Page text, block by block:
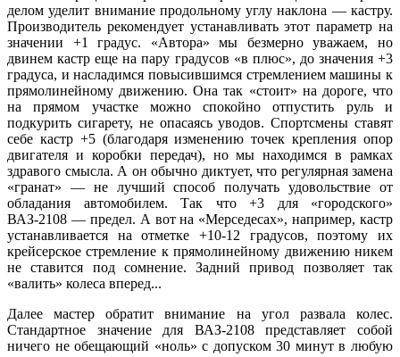
делом уделит внимание продольному углу наклона — кастру.
Производитель рекомендует устанавливать этот параметр на
значении +1 градус. «Автора» мы безмерно уважаем, но
двинем кастр еще на пару градусов «в плюс», до значения +3
градуса, и насладимся повысившимся стремлением машины к
прямолинейному движению. Она так «стоит» на дороге, что
на прямом участке можно спокойно отпустить руль и
подкурить сигарету, не опасаясь уводов. Спортсмены ставят
себе кастр +5 (благодаря изменению точек крепления опор
двигателя и коробки передач), но мы находимся в рамках
здравого смысла. А он обычно диктует, что регулярная замена
«гранат» — не лучший способ получать удовольствие от
обладания автомобилем. Так что +3 для «городского»
ВАЗ-2108 — предел. А вот на «Мерседесах», например, кастр
устанавливается на отметке +10-12 градусов, поэтому их
крейсерское стремление к прямолинейному движению никем
не ставится под сомнение. Задний привод позволяет так
«валить» колеса вперед...
Далее мастер обратит внимание на угол развала колес.
Стандартное значение для ВАЗ-2108 представляет собой
ничего не обещающий «ноль» с допуском 30 минут в любую